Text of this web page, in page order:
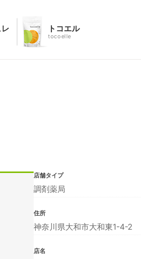
トコエル
tocoelle
店舗タイプ
調剤薬局
住所
神奈川県大和市大和東1-4-2
店名